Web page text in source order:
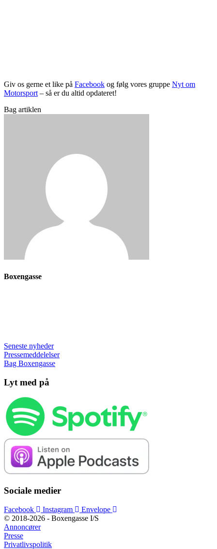
Giv os gerne et like på Facebook og følg vores gruppe Nyt om
Motorsport– så er du altid opdateret!
Bag artiklen
Boxengasse
Seneste nyheder
Pressemeddelelser
Bag Boxengasse
Lyt med på
Sociale medier
Facebook Instagram
Envelope
© 2018-2026 - Boxengasse I/S
Annoncører
Presse
Privatlivspolitik